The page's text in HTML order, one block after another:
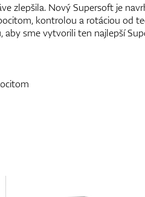
zlepšila. Nový Supersoft je
kontrolou a rotáciou od
aby sme vytvorili ten najlepší